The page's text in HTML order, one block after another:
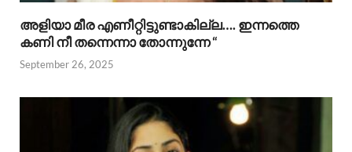
അളിയാ മീര എണീറ്റിട്ടുണ്ടാകില്ല…. ഇന്നത്തെ
കണി നീ തന്നെന്നാ തോന്നുന്നേ “
September 26, 2025